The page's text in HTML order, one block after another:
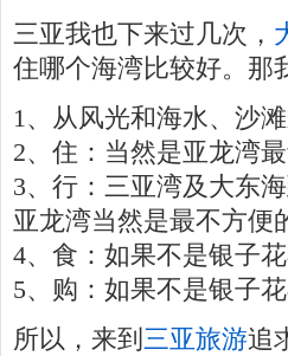
三亚我也下来过几次，
住哪个海湾比较好。那
1、从风光和海水、沙
2、住：当然是亚龙湾
3、行：三亚湾及大东
亚龙湾当然是最不方便
4、食：如果不是银子
5、购：如果不是银子
所以，来到 三亚旅游追